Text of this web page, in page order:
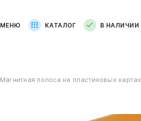
МЕНЮ КАТАЛОГ В НАЛИЧИИ
Магнитная полоса на пластиковых картах